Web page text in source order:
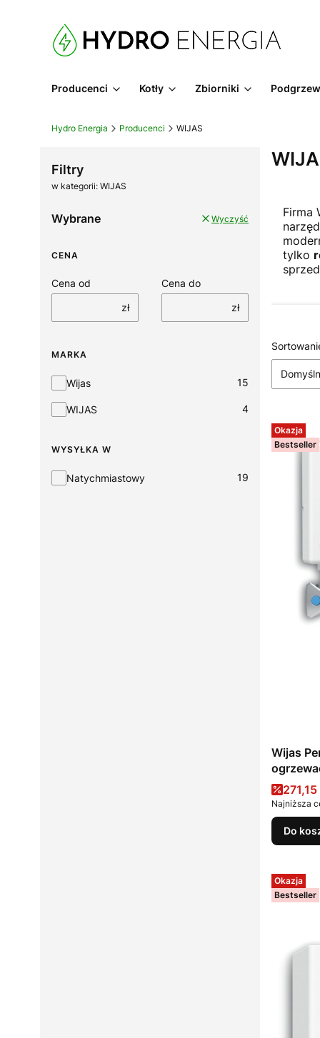
Producenci Kotły Zbiorniki
Hydro Energia Producenci WIJAS
Filtry
w kategorii: WIJAS
Wybrane Wyczyść
CENA
Cena od
zł
Cena do
zł
MARKA
Marka
Wijas 15
WIJAS 4
WYSYŁKA W
Wysyłka w
Natychmiastowy 19
Firma
tylko
Lista
Okazja
Bestseller
Wijas
Cena
271,15
Najniższa
Do
Okazja
Bestseller